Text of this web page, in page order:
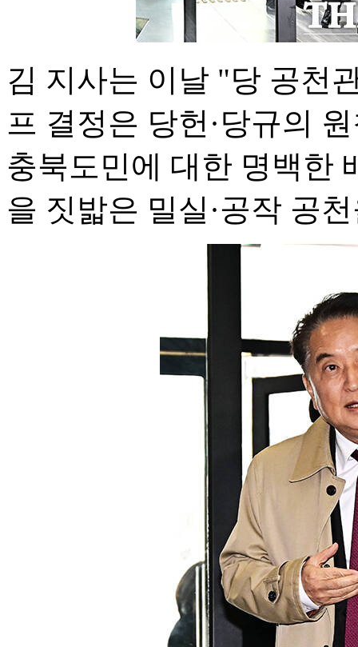
김 지사는 이날 "당 공천
프 결정은 당헌·당규의
충북도민에 대한 명백한
을 짓밟은 밀실·공작 공